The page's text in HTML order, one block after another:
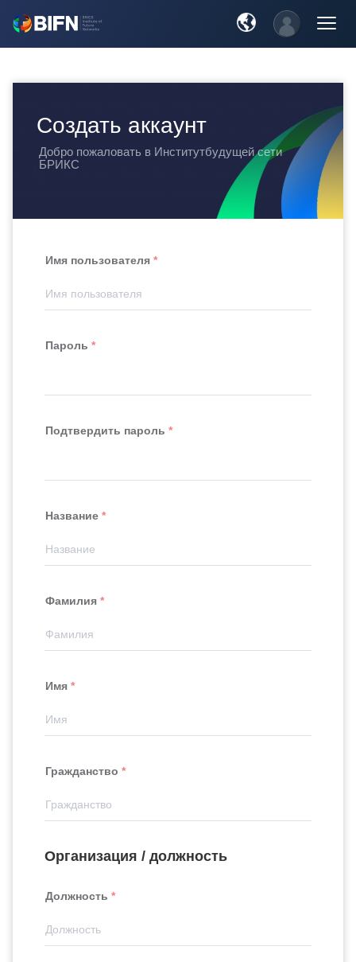
Создать аккаунт
Добро пожаловать в Институтбудущей сети
БРИКС
Имя пользователя
Пароль
Подтвердить пароль
Название
Фамилия
Имя
Гражданство
Организация / должность
Должность